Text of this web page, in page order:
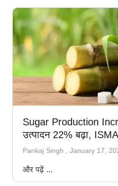
Sugar Production
उत्पादन 22% बढ़ा,
Pankaj Singh January 17,
और पढ़ें ...